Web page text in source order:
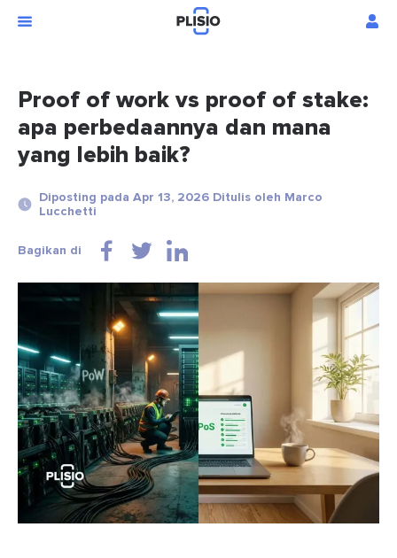
Proof of work vs proof of stake:
apa perbedaannya dan mana
yang lebih baik?
Diposting pada Apr 13, 2026 Ditulis oleh Marco
Lucchetti
Bagikan di